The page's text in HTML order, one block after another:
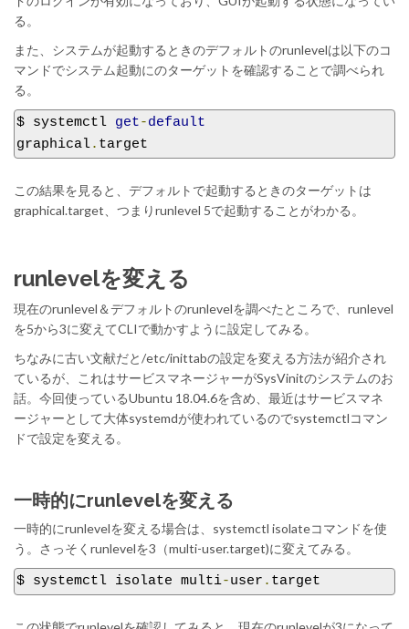
る。
また、システムが起動するときのデフォルトのrunlevelは以下のコ
マンドでシステム起動にのターゲットを確認することで調べられ
る。
$ systemctl get-default
graphical. target
この結果を見ると、デフォルトで起動するときのターゲットは
graphical.target、つまりrunlevel 5で起動することがわかる。
runlevelを変える
現在のrunlevel＆デフォルトのrunlevelを調べたところで、runlevel
を5から3に変えてCLIで動かすように設定してみる。
ちなみに古い文献だと/etc/inittabの設定を変える方法が紹介され
ているが、これはサービスマネージャーがSysVinitのシステムのお
話。今回使っているUbuntu 18.04.6を含め、最近はサービスマネ
ージャーとして大体systemdが使われているのでsystemctlコマン
ドで設定を変える。
一時的にrunlevelを変える
一時的にrunlevelを変える場合は、systemctl isolateコマンドを使
う。さっそくrunlevelを3（multi-user.target)に変えてみる。
$ systemctl isolate multi-user . target